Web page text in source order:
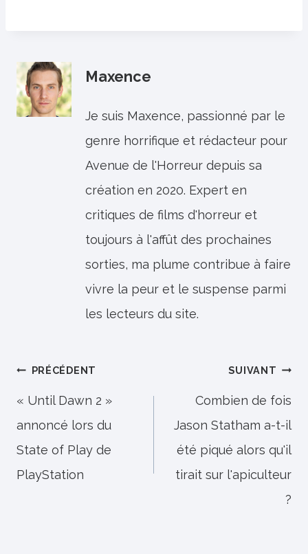
Maxence
Je suis Maxence, passionné par le
genre horrifique et rédacteur pour
Avenue de l'Horreur depuis sa
création en 2020. Expert en
critiques de films d'horreur et
toujours à l'affût des prochaines
sorties, ma plume contribue à faire
vivre la peur et le suspense parmi
les lecteurs du site.
Navigation
de
l’article
PRÉCÉDENT
« Until Dawn 2 »
annoncé lors du
State of Play de
PlayStation
SUIVANT
Combien de fois
Jason Statham a-t-il
été piqué alors qu'il
tirait sur l'apiculteur
?